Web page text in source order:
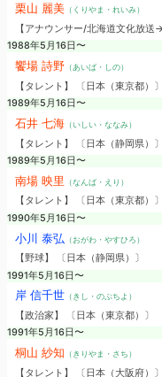
栗山 麗美（くりやま・れいみ）
【アナウンサー/北海道文化放送
1988年5月16日〜
饗場 詩野（あいば・しの）
【タレント】 〔日本（東京都）〕
1989年5月16日〜
石井 七海（いしい・ななみ）
【タレント】 〔日本（静岡県）〕
1989年5月16日〜
南場 映里 （なんば・えり）
【タレント】 〔日本（東京都）〕
1990年5月16日〜
小川 泰弘 （おがわ・やすひろ）
【野球】 〔日本（静岡県）〕
1991年5月16日〜
岸 信千世（きし・のぶちよ）
【政治家】 〔日本（東京都）〕
1991年5月16日〜
桐山 紗知 （きりやま・さち）
【タレント】 〔日本（大阪府）〕